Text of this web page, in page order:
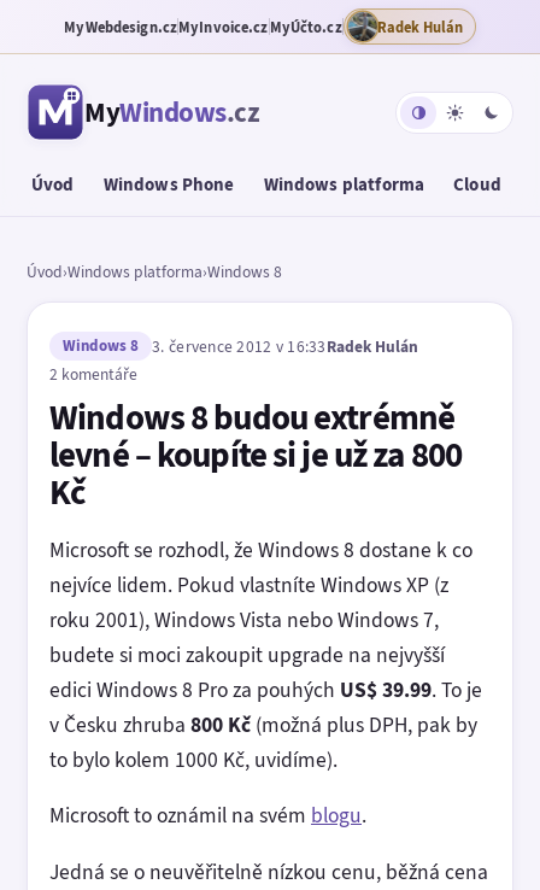
MyWebdesign.czMyInvoice.czMyÚčto.cz Radek Hulán
MyWindows.cz
Úvod Windows Phone Windows platforma Cloud
Úvod›Windows platforma›Windows 8
Windows 8 3. července 2012 v 16:33Radek Hulán
2 komentáře
Windows 8 budou extrémně
levné – koupíte si je už za 800
Kč
Microsoft se rozhodl, že Windows 8 dostane k co
nejvíce lidem. Pokud vlastníte Windows XP (z
roku 2001), Windows Vista nebo Windows 7,
budete si moci zakoupit upgrade na nejvyšší
edici Windows 8 Pro za pouhých US$ 39.99. To je
v Česku zhruba 800 Kč (možná plus DPH, pak by
to bylo kolem 1000 Kč, uvidíme).
Microsoft to oznámil na svém blogu.
Jedná se o neuvěřitelně nízkou cenu, běžná cena